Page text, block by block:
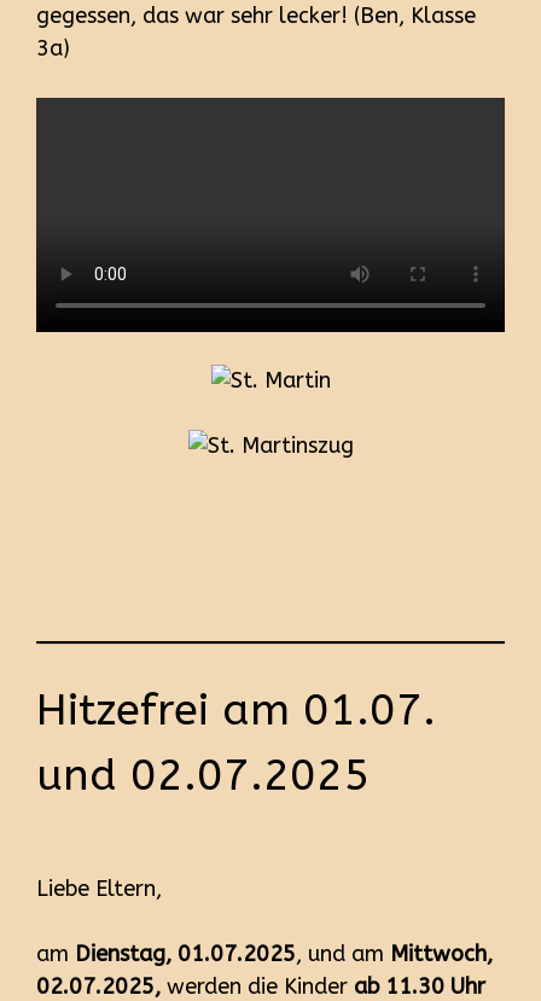
gegessen, das war sehr lecker! (Ben, Klasse
3a)
Hitzefrei am 01.07.
und 02.07.2025
Liebe Eltern,
am Dienstag, 01.07.2025, und am Mittwoch,
02.07.2025, werden die Kinder ab 11.30 Uhr